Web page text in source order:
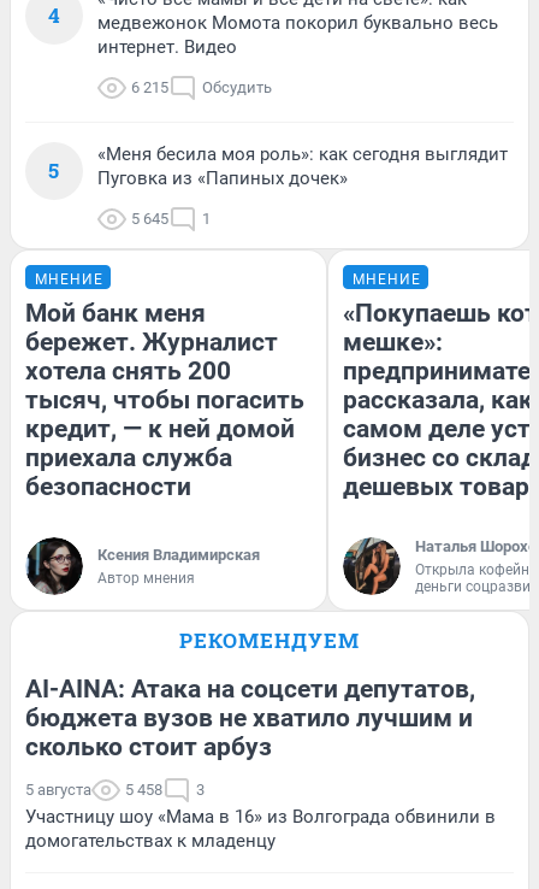
4
медвежонок Момота покорил буквально весь
интернет. Видео
6 215 Обсудить
5
«Меня бесила моя роль»: как сегодня выглядит
Пуговка из «Папиных дочек»
5 645 1
МНЕНИЕ
Мой банк меня
бережет. Журналист
хотела снять 200
тысяч, чтобы погасить
кредит, — к ней домой
приехала служба
безопасности
Ксения Владимирская
Автор мнения
МНЕНИЕ
«Покупаешь
мешке»:
рассказала, как
самом деле
бизнес со
дешевых
Наталья
Открыла
деньги
РЕКОМЕНДУЕМ
AI-AINA: Атака на соцсети депутатов,
бюджета вузов не хватило лучшим и
сколько стоит арбуз
5 августа 5 458 3
Участницу шоу «Мама в 16» из Волгограда обвинили в
домогательствах к младенцу